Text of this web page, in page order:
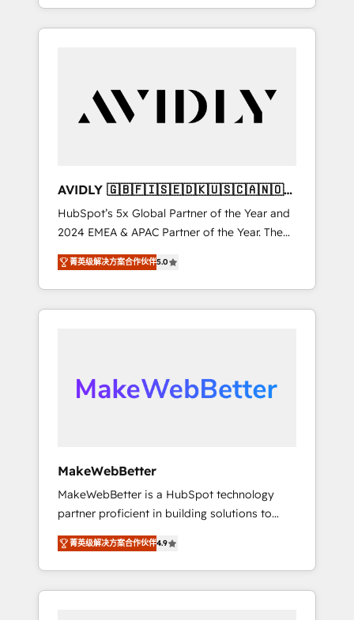
specialize in both strategic RevOps planning
and hands-on technical execution - building
Services - Managed IT (MSP) - Franchises -
Professional Services - And more! How we
Custom integrations and workflow
automation ✔️ User adoption programs,
training, and enablement Through project-
based engagements and ongoing RevOps
partnerships, we guide organizations through
the revenue maturity model - delivering the
right improvements at the right time so
AVIDLY 🇬🇧🇫🇮🇸🇪🇩🇰🇺🇸🇨🇦🇳🇴
🇩🇪🇦🇺🇳🇿
HubSpot’s 5x Global Partner of the Year and
2024 EMEA & APAC Partner of the Year. The
world’s most experienced and fully
accredited HubSpot Solutions Partner. 🚀
With 2,750+ HubSpot projects delivered and
370+ specialists across EMEA, APAC and NAM,
automation, we turn complexity into clarity,
human at global scale. 🏆 HubSpot’s CEO
菁英级解决方案合作伙伴5.0
MakeWebBetter
MakeWebBetter is a HubSpot technology
partner proficient in building solutions to
maximize the operational efficiency of
HubSpot. The fastest-growing tech-enabler &
facilitator, MakeWebBetter, hands you the
blend of HubSpot expertise & eminent
菁英级解决方案合作伙伴4.9